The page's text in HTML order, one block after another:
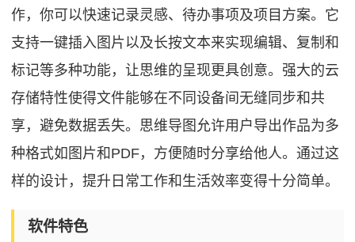
作，你可以快速记录灵感、待办事项及项目方案。它
支持一键插入图片以及长按文本来实现编辑、复制和
标记等多种功能，让思维的呈现更具创意。强大的云
存储特性使得文件能够在不同设备间无缝同步和共
享，避免数据丢失。思维导图允许用户导出作品为多
种格式如图片和PDF，方便随时分享给他人。通过这
样的设计，提升日常工作和生活效率变得十分简单。
软件特色